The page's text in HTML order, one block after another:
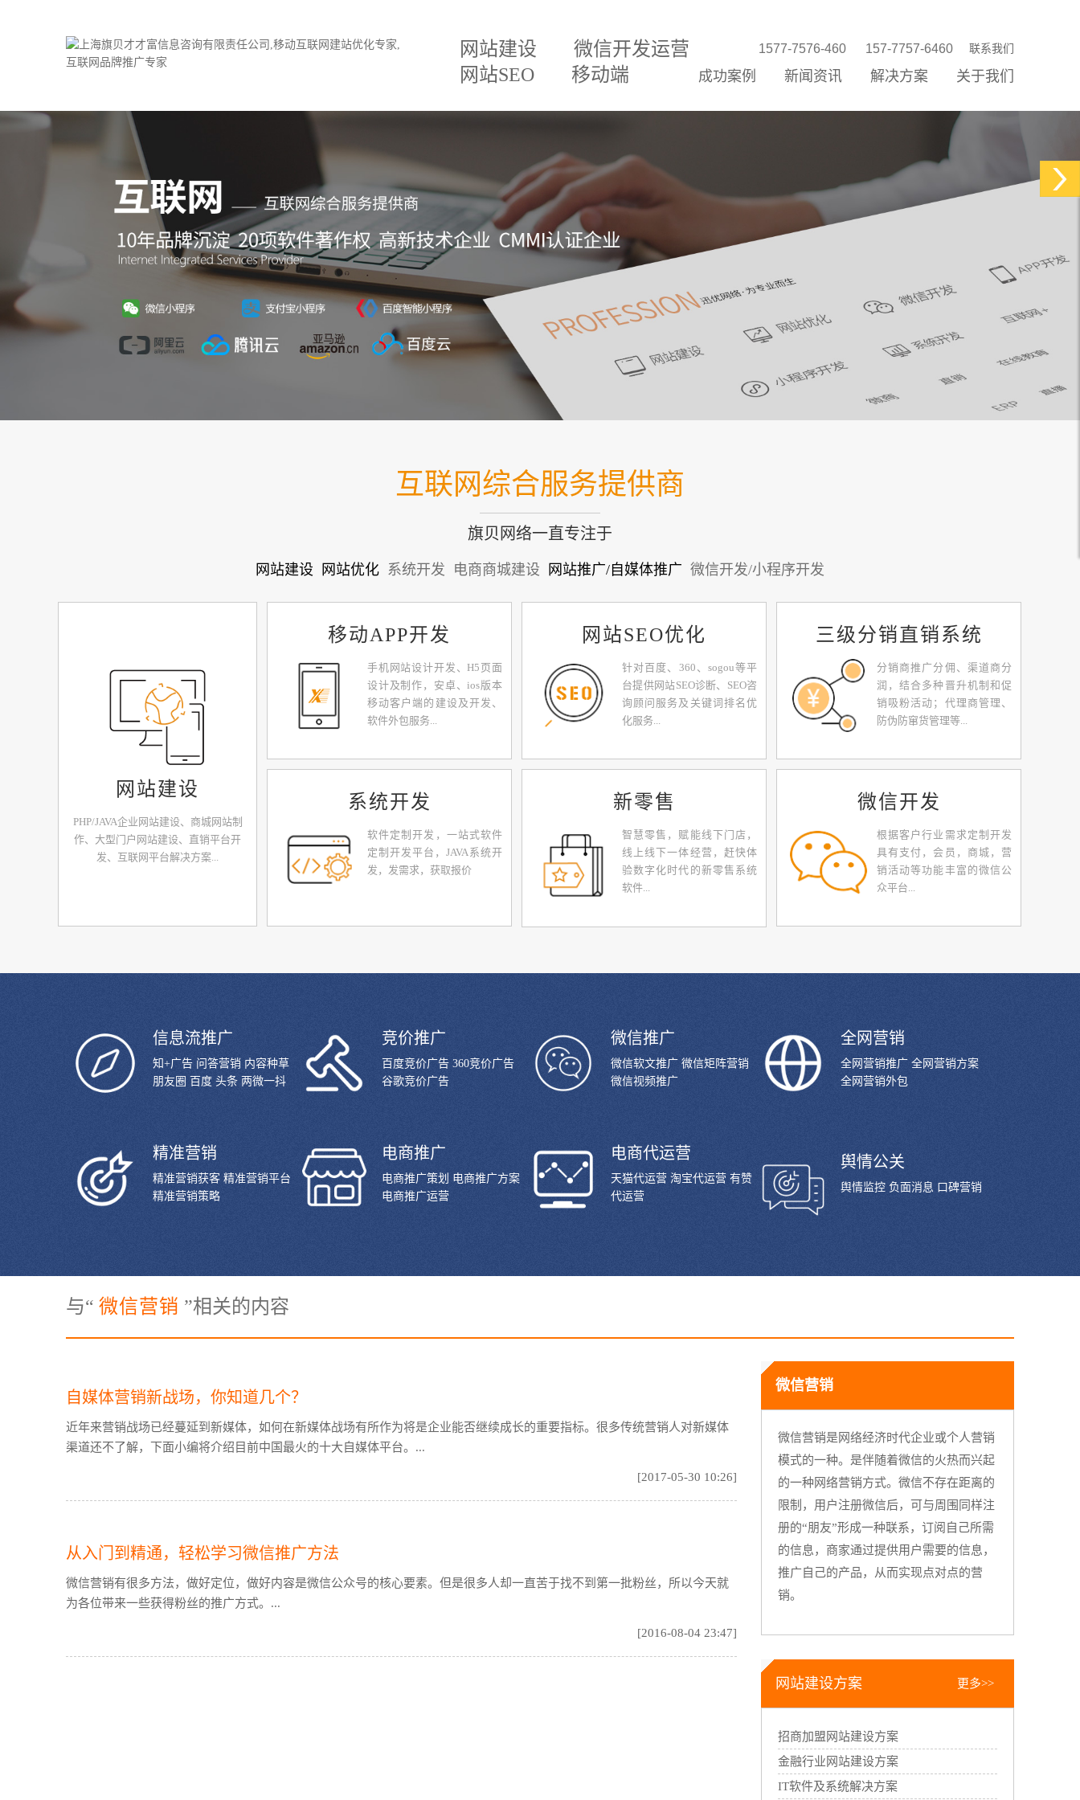
网站建设
微信开发运营
网站SEO
移动端
1577-7576-460 157-7757-6460 联系我们
成功案例 新闻资讯 解决方案 关于我们
互联网综合服务提供商
旗贝网络一直专注于
网站建设 网站优化 系统开发 电商商城建设 网站推广/自媒体推广 微信开发/小程序开发
网站建设
PHP/JAVA企业网站建设、商城网站制
作、大型门户网站建设、直销平台开
发、互联网平台解决方案...
移动APP开发
手机网站设计开发、H5页面
设计及制作，安卓、ios版本
移动客户端的建设及开发、
软件外包服务...
网站SEO优化
针对百度、360、sogou等平
台提供网站SEO诊断、SEO咨
询顾问服务及关键词排名优
化服务...
三级分销直销系统
分销商推广分佣、渠道商分
润，结合多种晋升机制和促
销吸粉活动；代理商管理、
防伪防窜货管理等...
系统开发
软件定制开发，一站式软件
定制开发平台，JAVA系统开
发，发需求，获取报价
新零售
智慧零售，赋能线下门店，
线上线下一体经营，赶快体
验数字化时代的新零售系统
软件...
微信开发
根据客户行业需求定制开发
具有支付，会员，商城，营
销活动等功能丰富的微信公
众平台...
信息流推广
知+广告 问答营销 内容种草
朋友圈 百度 头条 两微一抖
竞价推广
百度竞价广告 360竞价广告
谷歌竞价广告
微信推广
微信软文推广 微信矩阵营销
微信视频推广
全网营销
全网营销推广 全网营销方案
全网营销外包
精准营销
精准营销获客 精准营销平台
精准营销策略
电商推广
电商推广策划 电商推广方案
电商推广运营
电商代运营
天猫代运营 淘宝代运营 有赞
代运营
舆情公关
舆情监控 负面消息 口碑营销
与“ 微信营销 ”相关的内容
自媒体营销新战场，你知道几个？
近年来营销战场已经蔓延到新媒体，如何在新媒体战场有所作为将是企业能否继续成长的重要指标。很多传统营销人对新媒体
渠道还不了解，下面小编将介绍目前中国最火的十大自媒体平台。...
[2017-05-30 10:26]
从入门到精通，轻松学习微信推广方法
微信营销有很多方法，做好定位，做好内容是微信公众号的核心要素。但是很多人却一直苦于找不到第一批粉丝，所以今天就
为各位带来一些获得粉丝的推广方式。...
[2016-08-04 23:47]
微信营销
微信营销是网络经济时代企业或个人营销
模式的一种。是伴随着微信的火热而兴起
的一种网络营销方式。微信不存在距离的
限制，用户注册微信后，可与周围同样注
册的“朋友”形成一种联系，订阅自己所需
的信息，商家通过提供用户需要的信息，
推广自己的产品，从而实现点对点的营
销。
网站建设方案 更多>>
招商加盟网站建设方案
金融行业网站建设方案
IT软件及系统解决方案